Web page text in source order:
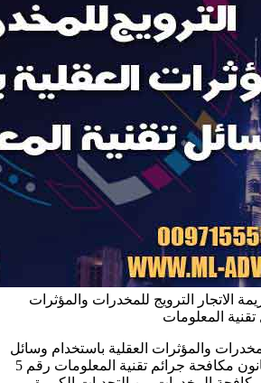
الاتجار الترويج للمخدرات والمؤثرات
تقنية المعلومات
والمؤثرات العقلية باستخدام وسائل
تقنية المعلومات وفق قانون مكافحة جرائم تقنية المعلومات رقم 5